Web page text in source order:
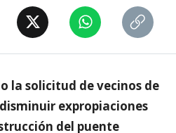
la solicitud de vecinos de
expropiaciones
del puente